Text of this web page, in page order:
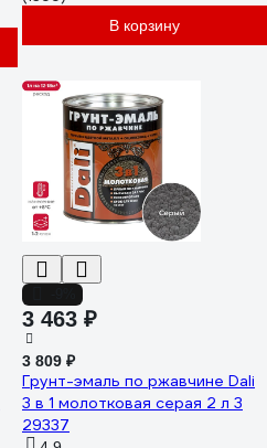
В корзину
3 463 ₽
3 809 ₽
Грунт-эмаль по ржавчине Dali
3 в 1 молотковая серая 2 л 3
29337